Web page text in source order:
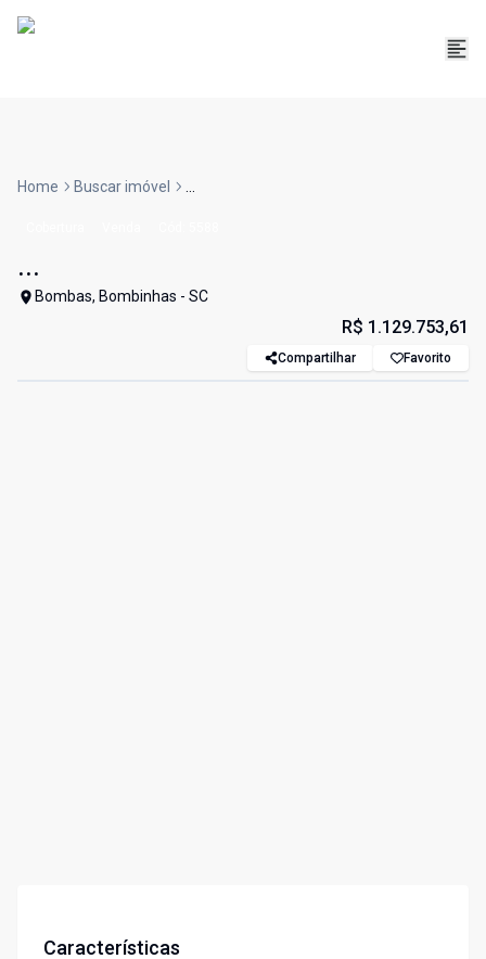
Home Buscar imóvel ...
...
Bombas, Bombinhas - SC
R$ 1.129.753,61
Compartilhar Favorito
Características